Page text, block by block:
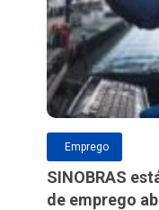
Emprego
SINOBRAS
de emprego